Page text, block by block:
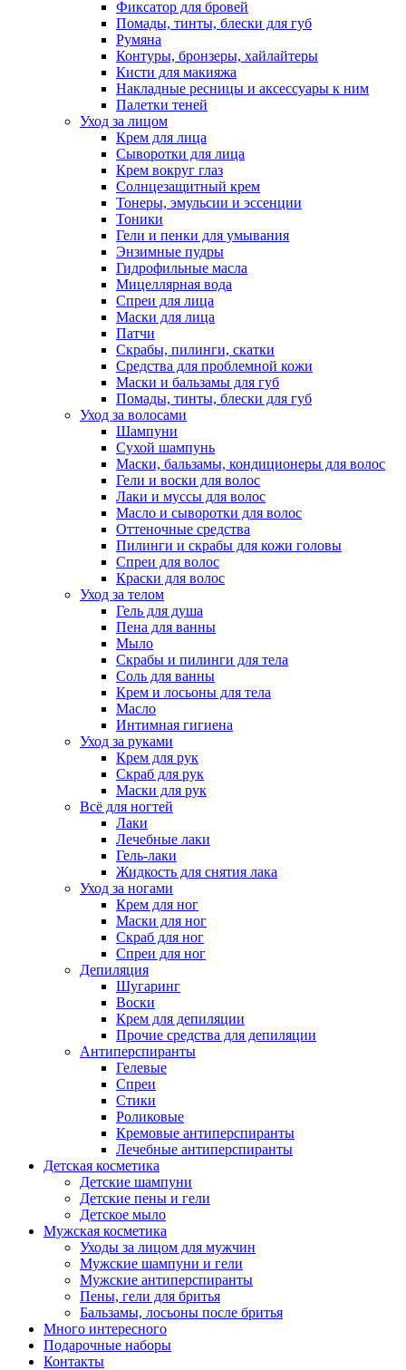
Фиксатор для бровей
Помады, тинты, блески для губ
Румяна
Контуры, бронзеры, хайлайтеры
Кисти для макияжа
Накладные ресницы и аксессуары к ним
Палетки теней
Уход за лицом
Крем для лица
Сыворотки для лица
Крем вокруг глаз
Солнцезащитный крем
Тонеры, эмульсии и эссенции
Тоники
Гели и пенки для умывания
Энзимные пудры
Гидрофильные масла
Мицеллярная вода
Спреи для лица
Маски для лица
Патчи
Скрабы, пилинги, скатки
Средства для проблемной кожи
Маски и бальзамы для губ
Помады, тинты, блески для губ
Уход за волосами
Шампуни
Сухой шампунь
Маски, бальзамы, кондиционеры для волос
Гели и воски для волос
Лаки и муссы для волос
Масло и сыворотки для волос
Оттеночные средства
Пилинги и скрабы для кожи головы
Спреи для волос
Краски для волос
Уход за телом
Гель для душа
Пена для ванны
Мыло
Скрабы и пилинги для тела
Соль для ванны
Крем и лосьоны для тела
Масло
Интимная гигиена
Уход за руками
Крем для рук
Скраб для рук
Маски для рук
Всё для ногтей
Лаки
Лечебные лаки
Гель-лаки
Жидкость для снятия лака
Уход за ногами
Крем для ног
Маски для ног
Скраб для ног
Спреи для ног
Депиляция
Шугаринг
Воски
Крем для депиляции
Прочие средства для депиляции
Антиперспиранты
Гелевые
Спреи
Стики
Роликовые
Кремовые антиперспиранты
Лечебные антиперспиранты
Детская косметика
Детские шампуни
Детские пены и гели
Детское мыло
Мужская косметика
Уходы за лицом для мужчин
Мужские шампуни и гели
Мужские антиперспиранты
Пены, гели для бритья
Бальзамы, лосьоны после бритья
Много интересного
Подарочные наборы
Контакты